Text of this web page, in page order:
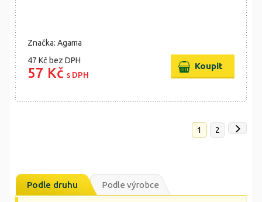
Značka: Agama
47 Kč bez DPH
57 Kč s DPH
1 2
Podle druhu Podle výrobce